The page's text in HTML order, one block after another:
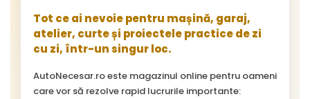
Tot ce ai nevoie pentru mașină, garaj,
atelier, curte și proiectele practice de zi
cu zi, într-un singur loc.
AutoNecesar.ro este magazinul online pentru oameni
care vor să rezolve rapid lucrurile importante: